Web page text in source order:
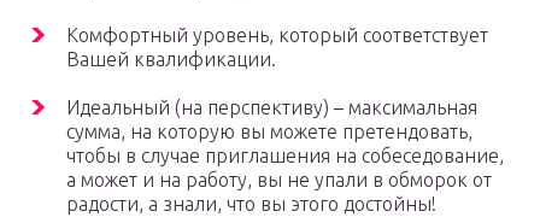
Комфортный уровень, который соответствует
Вашей квалификации.
Идеальный (на перспективу) – максимальная
сумма, на которую вы можете претендовать,
чтобы в случае приглашения на собеседование,
а может и на работу, вы не упали в обморок от
радости, а знали, что вы этого достойны!